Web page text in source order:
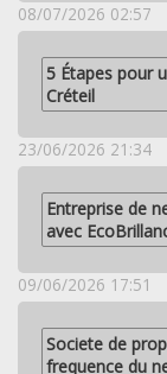
08/07/2026 02:57
5 Étapes pour
Créteil
23/06/2026 21:34
Entreprise de
avec
09/06/2026 17:51
Societe de
frequence du